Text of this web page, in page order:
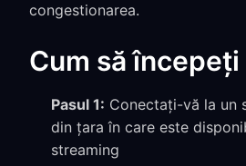
congestionarea.
Cum să începeți
Pasul 1: Conectați-vă la un
din țara în care este
streaming